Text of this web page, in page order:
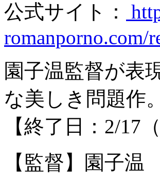
公式サイト：
romanporno.com/
園子温監督が表
な美しき問題作。
【終了日：2/17
【監督】園子温